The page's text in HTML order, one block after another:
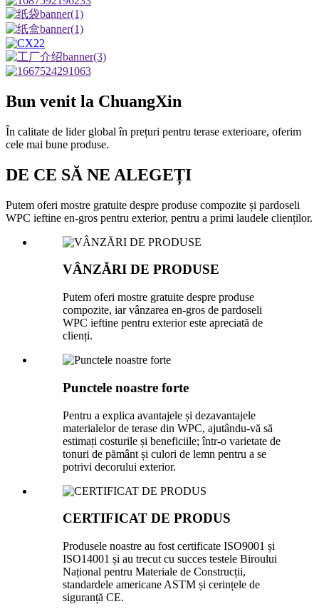
Bun venit la ChuangXin
În calitate de lider global în prețuri pentru terase exterioare, oferim
cele mai bune produse.
DE CE SĂ NE ALEGEȚI
Putem oferi mostre gratuite despre produse compozite și pardoseli
WPC ieftine en-gros pentru exterior, pentru a primi laudele clienților.
VÂNZĂRI DE PRODUSE
Putem oferi mostre gratuite despre produse
compozite, iar vânzarea en-gros de pardoseli
WPC ieftine pentru exterior este apreciată de
clienți.
Punctele noastre forte
Pentru a explica avantajele și dezavantajele
materialelor de terase din WPC, ajutându-vă să
estimați costurile și beneficiile; într-o varietate de
tonuri de pământ și culori de lemn pentru a se
potrivi decorului exterior.
CERTIFICAT DE PRODUS
Produsele noastre au fost certificate ISO9001 și
ISO14001 și au trecut cu succes testele Biroului
Național pentru Materiale de Construcții,
standardele americane ASTM și cerințele de
siguranță CE.